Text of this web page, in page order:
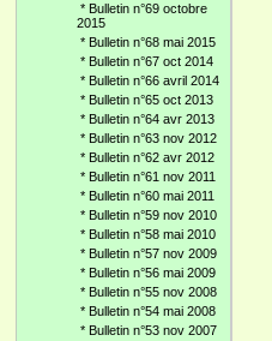
* Bulletin n°69 octobre
2015
* Bulletin n°68 mai 2015
* Bulletin n°67 oct 2014
* Bulletin n°66 avril 2014
* Bulletin n°65 oct 2013
* Bulletin n°64 avr 2013
* Bulletin n°63 nov 2012
* Bulletin n°62 avr 2012
* Bulletin n°61 nov 2011
* Bulletin n°60 mai 2011
* Bulletin n°59 nov 2010
* Bulletin n°58 mai 2010
* Bulletin n°57 nov 2009
* Bulletin n°56 mai 2009
* Bulletin n°55 nov 2008
* Bulletin n°54 mai 2008
* Bulletin n°53 nov 2007